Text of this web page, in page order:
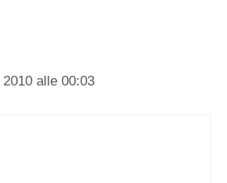
alle 00:03